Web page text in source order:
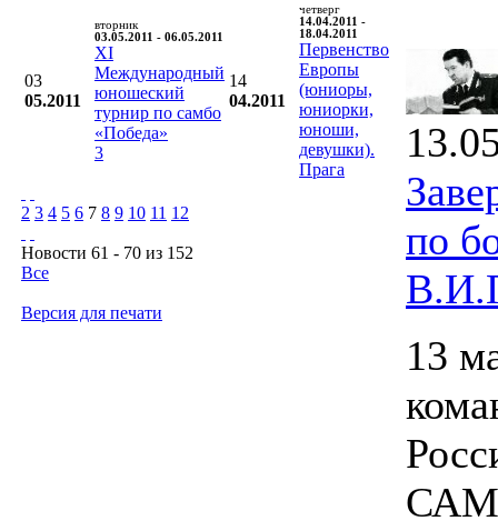
03
05.2011
вторник
03.05.2011 - 06.05.2011
XI
Международный
юношеский
турнир по самбо
«Победа»
3
14
04.2011
четверг
14.04.2011 -
18.04.2011
Первенство
Европы
(юниоры,
юниорки,
юноши,
девушки).
Прага
2 3 4 5 6 7 8 9 10 11 12
Новости 61 - 70 из 152
Все
Версия для печати
по
13